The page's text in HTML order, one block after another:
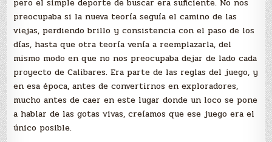
pero el simple deporte de buscar era suficiente. No nos
preocupaba si la nueva teoría seguía el camino de las
viejas, perdiendo brillo y consistencia con el paso de los
días, hasta que otra teoría venía a reemplazarla, del
mismo modo en que no nos preocupaba dejar de lado cada
proyecto de Calibares. Era parte de las reglas del juego, y
en esa época, antes de convertirnos en exploradores,
mucho antes de caer en este lugar donde un loco se pone
a hablar de las gotas vivas, creíamos que ese juego era el
único posible.